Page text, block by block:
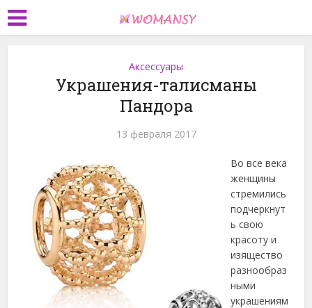
Аксессуары
Украшения-талисманы
Пандора
13 февраля 2017
Во все века
женщины
стремились
подчеркнут
ь свою
красоту и
изящество
разнообраз
ными
украшениям